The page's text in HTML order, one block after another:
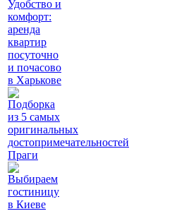
Удобство и
комфорт:
аренда
квартир
посуточно
и почасово
в Харькове
Подборка
из 5 самых
оригинальных
достопримечательностей
Праги
Выбираем
гостиницу
в Киеве